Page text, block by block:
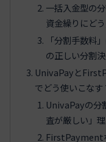
一括入金型の
資金繰りにど
「分割手数料
の正しい分割
UnivaPayと
でどう使いこな
UnivaPayの分
査が厳しい」
FirstPayment